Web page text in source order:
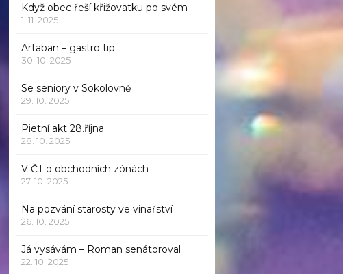
Když obec řeší křižovatku po svém
1. 11. 2025
Artaban – gastro tip
30. 10. 2025
Se seniory v Sokolovně
29. 10. 2025
Pietní akt 28.října
28. 10. 2025
V ČT o obchodních zónách
27. 10. 2025
Na pozvání starosty ve vinařství
26. 10. 2025
Já vysávám – Roman senátoroval
22. 10. 2025